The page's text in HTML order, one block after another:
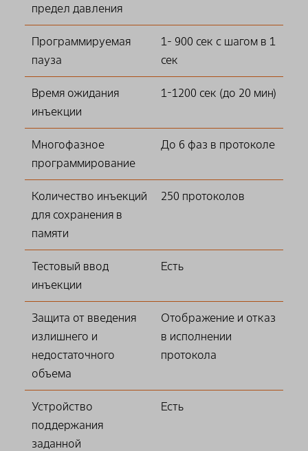
предел давления
Программируемая
пауза
1- 900 сек с шагом в 1
сек
Время ожидания
инъекции
1-1200 сек (до 20 мин)
Многофазное
программирование
До 6 фаз в протоколе
Количество инъекций
для сохранения в
памяти
250 протоколов
Тестовый ввод
инъекции
Есть
Защита от введения
излишнего и
недостаточного
объема
Отображение и отказ
в исполнении
протокола
Устройство
поддержания
заданной
Есть